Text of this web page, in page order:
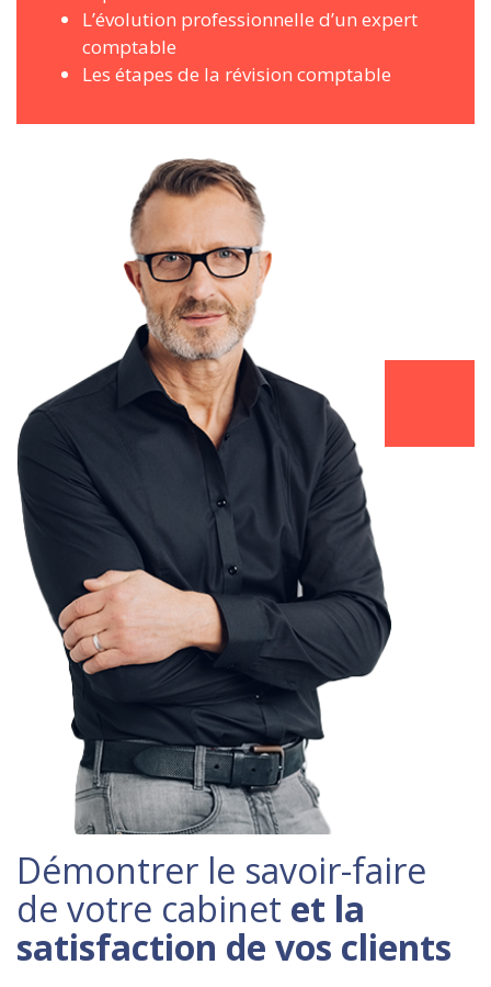
L’évolution professionnelle d’un expert
comptable
Les étapes de la révision comptable
Démontrer le savoir-faire
de votre cabinet et la
satisfaction de vos clients